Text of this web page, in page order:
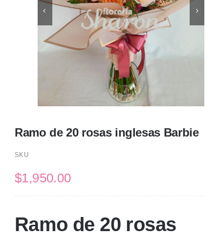
Tipo de Flor
Por Evento
Ramo de 20 rosas inglesas Barbie
SKU
$1,950.00
Ramo de 20 rosas